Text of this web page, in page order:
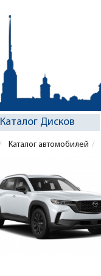
Каталог Дисков
Каталог автомобилей